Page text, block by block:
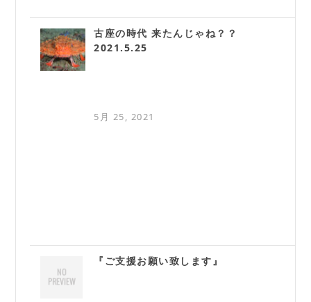
古座の時代 来たんじゃね？？
2021.5.25
5月 25, 2021
『ご支援お願い致します』